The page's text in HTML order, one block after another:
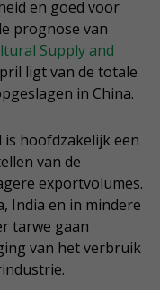
en goed voor
prognose van
Supply and
ligt van de totale
in China.
hoofdzakelijk een
van de
exportvolumes.
India en in mindere
tarwe gaan
van het verbruik